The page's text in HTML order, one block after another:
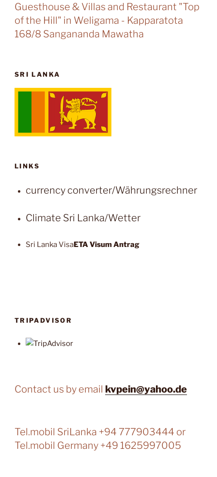
Guesthouse & Villas and Restaurant "Top
of the Hill" in Weligama - Kapparatota
168/8 Sangananda Mawatha
SRI LANKA
LINKS
currency converter/Währungsrechner
Climate Sri Lanka/Wetter
Sri Lanka VisaETA Visum Antrag
TRIPADVISOR
Contact us by email kvpein@yahoo.de
Tel.mobil SriLanka +94 777903444 or
Tel.mobil Germany +49 1625997005